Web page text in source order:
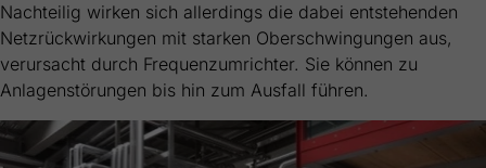
Nachteilig wirken sich allerdings die dabei entstehenden
Netzrückwirkungen mit starken Oberschwingungen aus,
verursacht durch Frequenzumrichter. Sie können zu
Anlagenstörungen bis hin zum Ausfall führen.
Anbieter FRAKO
Laufzeit 1 Jahr
Zweck
Dieses Cookie wird verwendet, um Ihre
Cookie-Einstellungen für diese Website zu
Externe Inhalte
Wir verwenden auf unserer Website externe Inhalte, um Ihnen
zusätzliche Informationen anzubieten.